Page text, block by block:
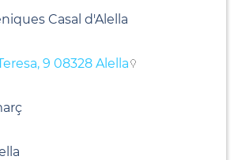
Casal d'Alella
9 08328 Alella